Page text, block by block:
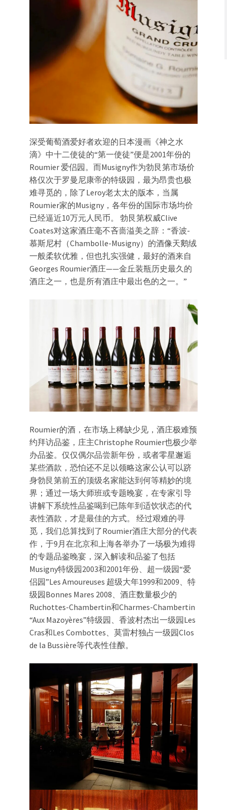
深受葡萄酒爱好者欢迎的日本漫画《神之水
滴》中十二使徒的“第一使徒”便是2001年份的
Roumier 爱侣园。而Musigny作为勃艮第市场价
格仅次于罗曼尼康帝的特级园，最为昂贵也极
难寻觅的，除了Leroy老太太的版本，当属
Roumier家的Musigny，各年份的国际市场均价
已经逼近10万元人民币。 勃艮第权威Clive
Coates对这家酒庄毫不吝啬溢美之辞：“香波-
慕斯尼村（Chambolle-Musigny）的酒像天鹅绒
一般柔软优雅，但也扎实强健，最好的酒来自
Georges Roumier酒庄——金丘装瓶历史最久的
酒庄之一，也是所有酒庄中最出色的之一。”
Roumier的酒，在市场上稀缺少见，酒庄极难预
约拜访品鉴，庄主Christophe Roumier也极少举
办品鉴。仅仅偶尔品尝新年份，或者零星邂逅
某些酒款，恐怕还不足以领略这家公认可以跻
身勃艮第前五的顶级名家能达到何等精妙的境
界；通过一场大师班或专题晚宴，在专家引导
讲解下系统性品鉴喝到已陈年到适饮状态的代
表性酒款，才是最佳的方式。 经过艰难的寻
觅，我们总算找到了Roumier酒庄大部分的代表
作，于9月在北京和上海各举办了一场极为难得
的专题品鉴晚宴，深入解读和品鉴了包括
Musigny特级园2003和2001年份、超一级园“爱
侣园”Les Amoureuses 超级大年1999和2009、特
级园Bonnes Mares 2008、酒庄数量极少的
Ruchottes-Chambertin和Charmes-Chambertin
“Aux Mazoyères”特级园、香波村杰出一级园Les
Cras和Les Combottes、莫雷村独占一级园Clos
de la Bussière等代表性佳酿。